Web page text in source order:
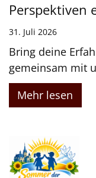
Perspektiven
31. Juli 2026
Bring deine
gemeinsam mit
Mehr lesen